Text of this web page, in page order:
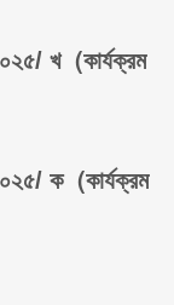
/ খ(কার্যক্রম
/ ক(কার্যক্রম